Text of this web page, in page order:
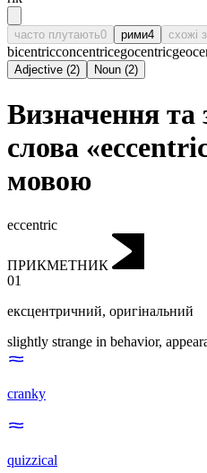
часто плутають0 рими4 схожі
bicentricconcentricegocentric
Adjective (2) Noun (2)
Визначення та
слова
мовою
eccentric
ПРИКМЕТНИК
01
ексцентричний, оригінальний
slightly strange in behavior,
cranky
quizzical